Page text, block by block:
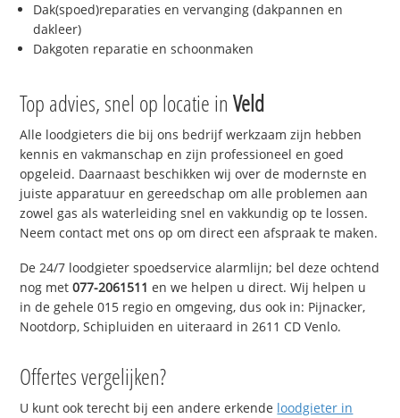
Dak(spoed)reparaties en vervanging (dakpannen en
dakleer)
Dakgoten reparatie en schoonmaken
Top advies, snel op locatie inVeld
Alle loodgieters die bij ons bedrijf werkzaam zijn hebben
kennis en vakmanschap en zijn professioneel en goed
opgeleid. Daarnaast beschikken wij over de modernste en
juiste apparatuur en gereedschap om alle problemen aan
zowel gas als waterleiding snel en vakkundig op te lossen.
Neem contact met ons op om direct een afspraak te maken.
De 24/7 loodgieter spoedservice alarmlijn; bel deze ochtend
nog met077-2061511 en we helpen u direct. Wij helpen u
in de gehele 015 regio en omgeving, dus ook in: Pijnacker,
Nootdorp, Schipluiden en uiteraard in 2611 CD Venlo.
Offertes vergelijken?
U kunt ook terecht bij een andere erkende loodgieter in